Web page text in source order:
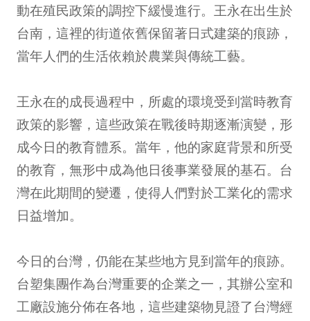
動在殖民政策的調控下緩慢進行。王永在出生於
台南，這裡的街道依舊保留著日式建築的痕跡，
當年人們的生活依賴於農業與傳統工藝。
王永在的成長過程中，所處的環境受到當時教育
政策的影響，這些政策在戰後時期逐漸演變，形
成今日的教育體系。當年，他的家庭背景和所受
的教育，無形中成為他日後事業發展的基石。台
灣在此期間的變遷，使得人們對於工業化的需求
日益增加。
今日的台灣，仍能在某些地方見到當年的痕跡。
台塑集團作為台灣重要的企業之一，其辦公室和
工廠設施分佈在各地，這些建築物見證了台灣經